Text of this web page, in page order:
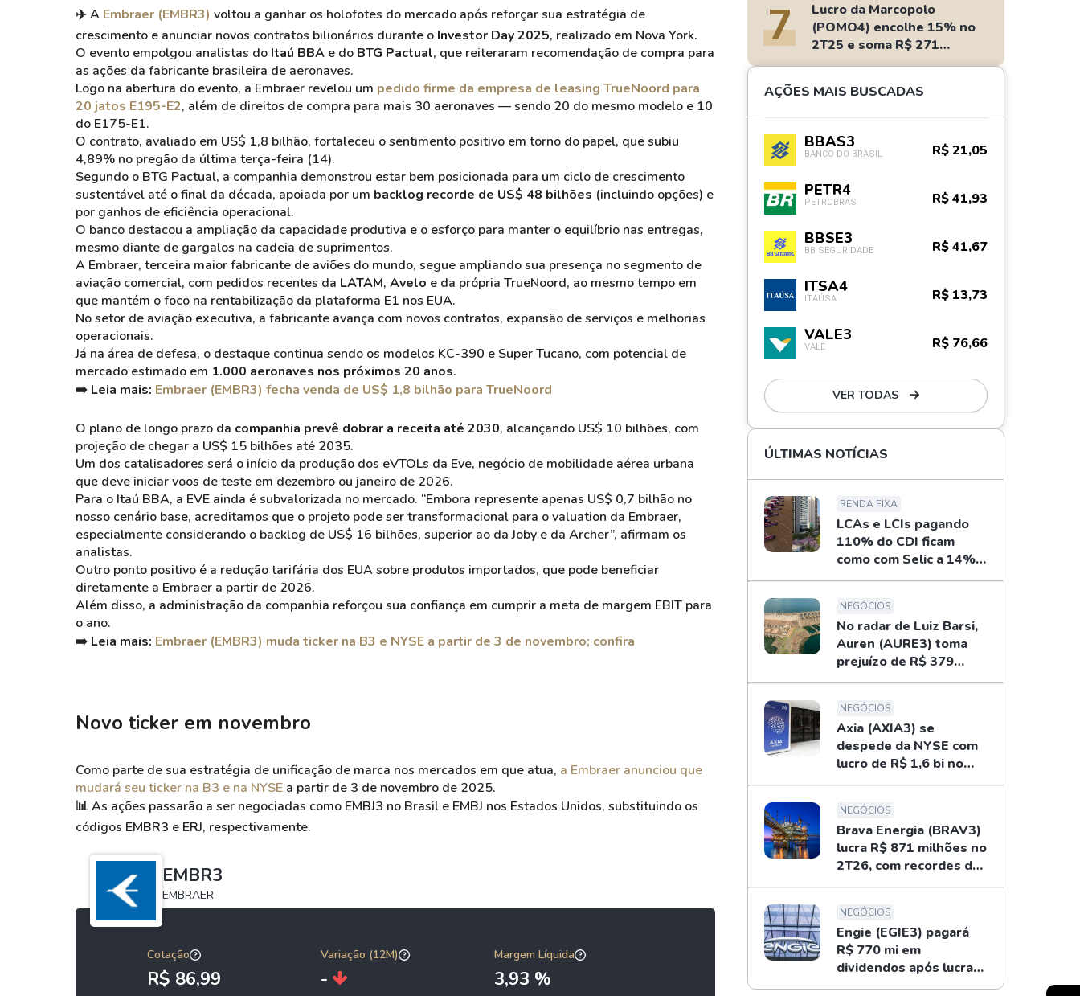
✈️A Embraer (EMBR3) voltou a ganhar os holofotes do mercado após reforçar sua estratégia de
crescimento e anunciar novos contratos bilionários durante o Investor Day 2025, realizado em Nova York.
O evento empolgou analistas do Itaú BBA e do BTG Pactual, que reiteraram recomendação de compra para
as ações da fabricante brasileira de aeronaves.
Logo na abertura do evento, a Embraer revelou um pedido firme da empresa de leasing TrueNoord para
20 jatos E195-E2, além de direitos de compra para mais 30 aeronaves — sendo 20 do mesmo modelo e 10
do E175-E1.
O contrato, avaliado em US$ 1,8 bilhão, fortaleceu o sentimento positivo em torno do papel, que subiu
4,89% no pregão da última terça-feira (14).
Segundo o BTG Pactual, a companhia demonstrou estar bem posicionada para um ciclo de crescimento
sustentável até o final da década, apoiada por um backlog recorde de US$ 48 bilhões (incluindo opções) e
por ganhos de eficiência operacional.
O banco destacou a ampliação da capacidade produtiva e o esforço para manter o equilíbrio nas entregas,
mesmo diante de gargalos na cadeia de suprimentos.
A Embraer, terceira maior fabricante de aviões do mundo, segue ampliando sua presença no segmento de
aviação comercial, com pedidos recentes da LATAM, Avelo e da própria TrueNoord, ao mesmo tempo em
que mantém o foco na rentabilização da plataforma E1 nos EUA.
No setor de aviação executiva, a fabricante avança com novos contratos, expansão de serviços e melhorias
operacionais.
Já na área de defesa, o destaque continua sendo os modelos KC-390 e Super Tucano, com potencial de
mercado estimado em 1.000 aeronaves nos próximos 20 anos.
➡️ Leia mais: Embraer (EMBR3) fecha venda de US$ 1,8 bilhão para TrueNoord
O plano de longo prazo da companhia prevê dobrar a receita até 2030, alcançando US$ 10 bilhões, com
projeção de chegar a US$ 15 bilhões até 2035.
Um dos catalisadores será o início da produção dos eVTOLs da Eve, negócio de mobilidade aérea urbana
que deve iniciar voos de teste em dezembro ou janeiro de 2026.
Para o Itaú BBA, a EVE ainda é subvalorizada no mercado. “Embora represente apenas US$ 0,7 bilhão no
nosso cenário base, acreditamos que o projeto pode ser transformacional para o valuation da Embraer,
especialmente considerando o backlog de US$ 16 bilhões, superior ao da Joby e da Archer”, afirmam os
analistas.
Outro ponto positivo é a redução tarifária dos EUA sobre produtos importados, que pode beneficiar
diretamente a Embraer a partir de 2026.
Além disso, a administração da companhia reforçou sua confiança em cumprir a meta de margem EBIT para
o ano.
➡️ Leia mais: Embraer (EMBR3) muda ticker na B3 e NYSE a partir de 3 de novembro; confira
Novo ticker em novembro
Como parte de sua estratégia de unificação de marca nos mercados em que atua, a Embraer anunciou que
mudará seu ticker na B3 e na NYSE a partir de 3 de novembro de 2025.
📊As ações passarão a ser negociadas como EMBJ3 no Brasil e EMBJ nos Estados Unidos, substituindo os
códigos EMBR3 e ERJ, respectivamente.
EMBR3
EMBRAER
Cotação
R$ 86,99
Variação (12M)
-
Margem Líquida
3,93 %
7
Lucro da Marcopolo
(POMO4) encolhe 15% no
2T25 e soma R$ 271
milhões
AÇÕES MAIS BUSCADAS
BBAS3
BANCO DO BRASIL R$ 21,05
PETR4
PETROBRAS R$ 41,93
BBSE3
BB SEGURIDADE R$ 41,67
ITSA4
ITAÚSA R$ 13,73
VALE3
VALE R$ 76,66
VER TODAS
ÚLTIMAS NOTÍCIAS
RENDA FIXA
LCAs e LCIs pagando
110% do CDI ficam
como com Selic a 14%
ao ano? Fizemos as
NEGÓCIOS
No radar de Luiz Barsi,
Auren (AURE3) toma
prejuízo de R$ 379
milhões no 2T26
NEGÓCIOS
Axia (AXIA3) se
despede da NYSE com
lucro de R$ 1,6 bi no
2T26; entenda
NEGÓCIOS
Brava Energia (BRAV3)
lucra R$ 871 milhões no
2T26, com recordes do
ouro negro
NEGÓCIOS
Engie (EGIE3) pagará
R$ 770 mi em
dividendos após lucrar
R$ 694 mi no 2T26